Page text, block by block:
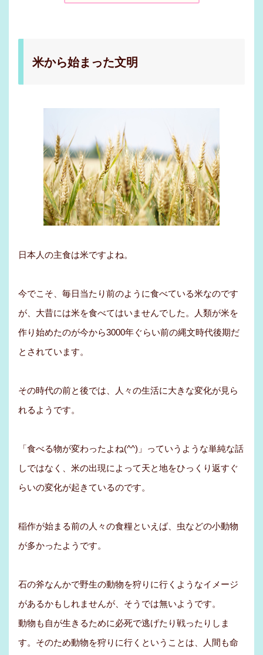
米から始まった文明
日本人の主食は米ですよね。
今でこそ、毎日当たり前のように食べている米なのです
が、大昔には米を食べてはいませんでした。人類が米を
作り始めたのが今から3000年ぐらい前の縄文時代後期だ
とされています。
その時代の前と後では、人々の生活に大きな変化が見ら
れるようです。
「食べる物が変わったよね(^^)」っていうような単純な話
しではなく、米の出現によって天と地をひっくり返すぐ
らいの変化が起きているのです。
稲作が始まる前の人々の食糧といえば、虫などの小動物
が多かったようです。
石の斧なんかで野生の動物を狩りに行くようなイメージ
があるかもしれませんが、そうでは無いようです。
動物も自が生きるために必死で逃げたり戦ったりしま
す。そのため動物を狩りに行くということは、人間も命